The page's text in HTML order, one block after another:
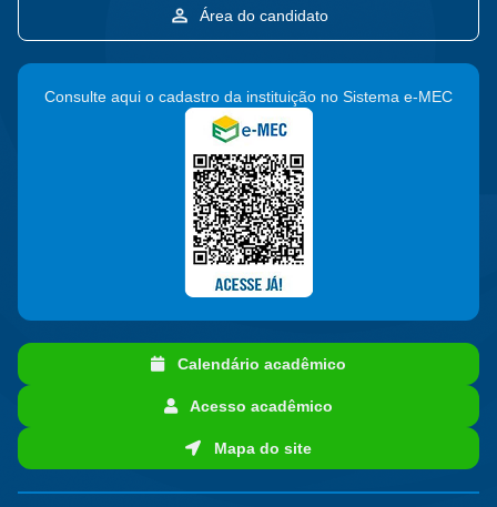
Área do candidato
Consulte aqui o cadastro da instituição no Sistema e-MEC
Calendário acadêmico
Acesso acadêmico
Mapa do site